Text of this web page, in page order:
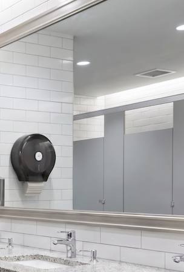
fiable en todo momento, ideal
inoxidable de alta resistencia:
para dispensadores de baño en
de metro, estadios y
de recarga y disminuye los costos
El gabinete con cerradura evita el
de compra inicial y gastos de
Baños públicos, centros de
y bajo presupuesto.2.
para espacios de primera
ofrece una experiencia sin
por sensor, libera la toalla de
infrarrojo.Ventajas
tocan la superficie del dispensador, lo
Una excelente mejora en la
de oficinas, hospitales y
Evita la extracción excesiva de
plazo.Carcasa de plástico moderna